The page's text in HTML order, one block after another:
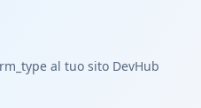
al tuo sito DevHub